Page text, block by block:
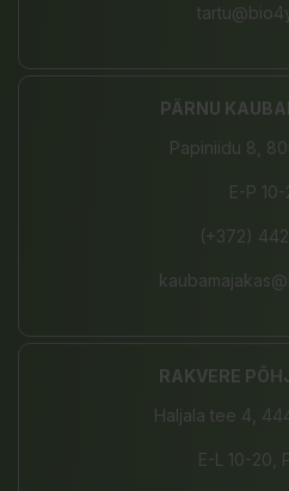
PÄRNU
Papiniidu 8,
E-P
(+372)
RAKVERE
Haljala tee 4,
E-L 10-20,